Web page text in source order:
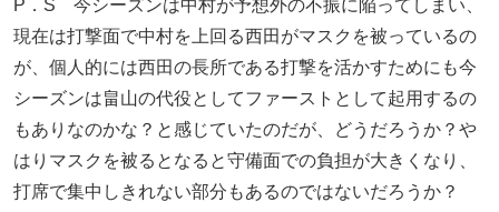
P．S 今シーズンは中村が予想外の不振に陥ってしまい、
現在は打撃面で中村を上回る西田がマスクを被っているの
が、個人的には西田の長所である打撃を活かすためにも今
シーズンは畠山の代役としてファーストとして起用するの
もありなのかな？と感じていたのだが、どうだろうか？や
はりマスクを被るとなると守備面での負担が大きくなり、
打席で集中しきれない部分もあるのではないだろうか？